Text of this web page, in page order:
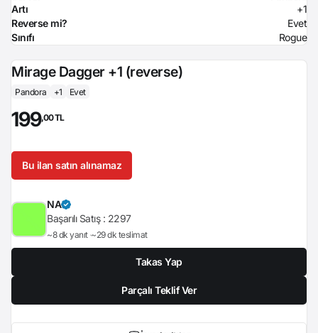
Artı
+1
Reverse mi?
Evet
Sınıfı
Rogue
Mirage Dagger +1 (reverse)
Pandora +1 Evet
199,00 TL
Bu ilan satın alınamaz
NA
Başarılı Satış : 2297
~8 dk yanıt ~29 dk teslimat
Takas Yap
Parçalı Teklif Ver